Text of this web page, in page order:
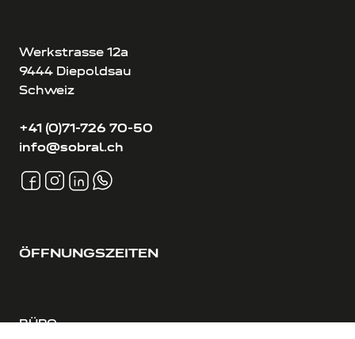
Werkstrasse 12a
9444 Diepoldsau
Schweiz
+41 (0)71-726 70-50
info@sobral.ch
ÖFFNUNGSZEITEN
BÜRO